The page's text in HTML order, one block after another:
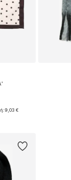
9,03 €